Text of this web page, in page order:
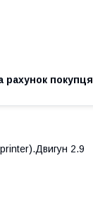
рахунок покупця
).Двигун 2.9